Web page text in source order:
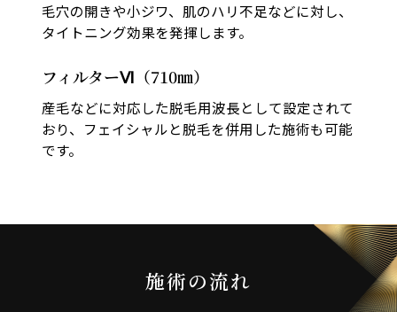
毛穴の開きや小ジワ、肌のハリ不足などに対し、
タイトニング効果を発揮します。
フィルターⅥ（710㎚）
産毛などに対応した脱毛用波長として設定されて
おり、フェイシャルと脱毛を併用した施術も可能
です。
施術の流れ